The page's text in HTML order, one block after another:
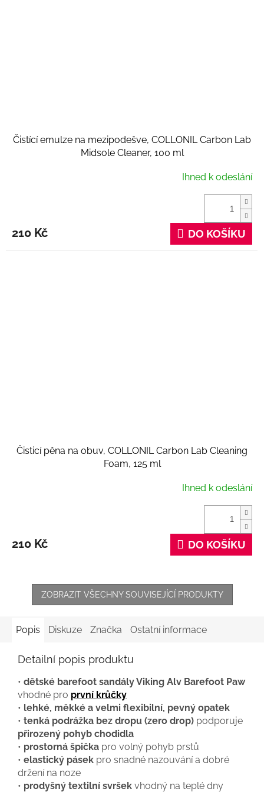
Čistící emulze na mezipodešve, COLLONIL Carbon Lab
Midsole Cleaner, 100 ml
Ihned k odeslání
210 Kč DO KOŠÍKU
Čisticí pěna na obuv, COLLONIL Carbon Lab Cleaning
Foam, 125 ml
Ihned k odeslání
210 Kč DO KOŠÍKU
ZOBRAZIT VŠECHNY SOUVISEJÍCÍ PRODUKTY
Popis Diskuze Značka Ostatní informace
Detailní popis produktu
• dětské barefoot sandály Viking Alv Barefoot Paw
vhodné pro první krůčky
• lehké, měkké a velmi flexibilní, pevný opatek
• tenká podrážka bez dropu (zero drop) podporuje
přirozený pohyb chodidla
• prostorná špička pro volný pohyb prstů
• elastický pásek pro snadné nazouvání a dobré
držení na noze
• prodyšný textilní svršek vhodný na teplé dny